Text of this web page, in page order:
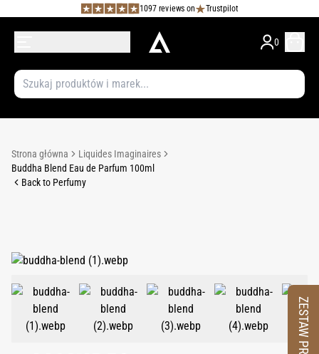
1097 reviews on Trustpilot
0
Strona główna
Liquides Imaginaires
Buddha Blend Eau de Parfum 100ml
Back to Perfumy